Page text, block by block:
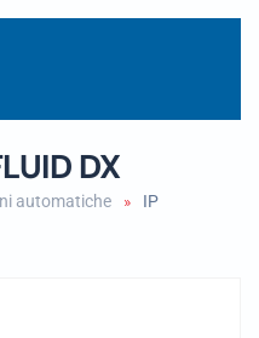
DX
automatiche
IP